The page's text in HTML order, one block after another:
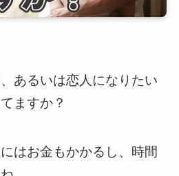
あるいは恋人になりたい
ますか？
はお金もかかるし、時間